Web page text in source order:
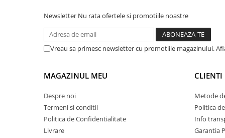
Gramaje Medii (60g - 80g):Opțiunea universală
moderat sau pentru atingerea unor distanțe mari
deviere cauzată de vânt.
Mod corect de utilizare:
Umpleți coșulețul
care ar putea bloca nada în interior. Asigurați-vă că
fundului înainte de fiecare aruncare. Nada trebuie
Newsletter Nu rata ofertele si promotiile noastre
Vreau sa primesc newsletter cu promotiile magazinului.
MAGAZINUL MEU
Despre noi
Termeni si conditii
Politica de Confidentialitate
Livrare
CLIENTI
Metode
Politica
Info
Garantia